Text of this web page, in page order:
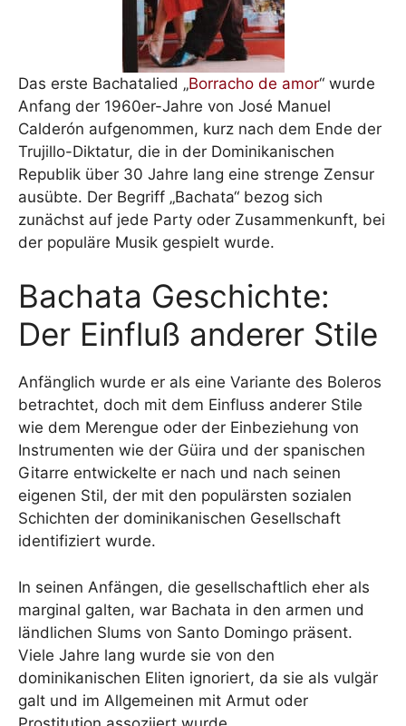
Das erste Bachatalied „Borracho de amor“ wurde
Anfang der 1960er-Jahre von José Manuel
Calderón aufgenommen, kurz nach dem Ende der
Trujillo-Diktatur, die in der Dominikanischen
Republik über 30 Jahre lang eine strenge Zensur
ausübte. Der Begriff „Bachata“ bezog sich
zunächst auf jede Party oder Zusammenkunft, bei
der populäre Musik gespielt wurde.
Bachata Geschichte:
Der Einfluß anderer Stile
Anfänglich wurde er als eine Variante des Boleros
betrachtet, doch mit dem Einfluss anderer Stile
wie dem Merengue oder der Einbeziehung von
Instrumenten wie der Güira und der spanischen
Gitarre entwickelte er nach und nach seinen
eigenen Stil, der mit den populärsten sozialen
Schichten der dominikanischen Gesellschaft
identifiziert wurde.
In seinen Anfängen, die gesellschaftlich eher als
marginal galten, war Bachata in den armen und
ländlichen Slums von Santo Domingo präsent.
Viele Jahre lang wurde sie von den
dominikanischen Eliten ignoriert, da sie als vulgär
galt und im Allgemeinen mit Armut oder